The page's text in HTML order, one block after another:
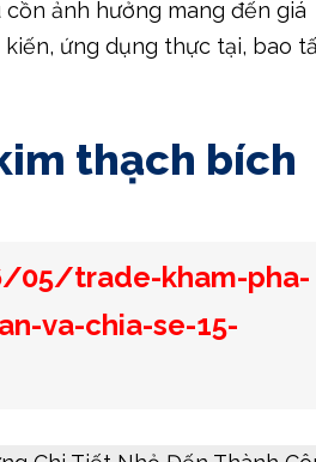
ảnh hưởng mang đến giá
ứng dụng thực tại, bao
thạch bích
trade-kham-pha-
va-chia-se-15-